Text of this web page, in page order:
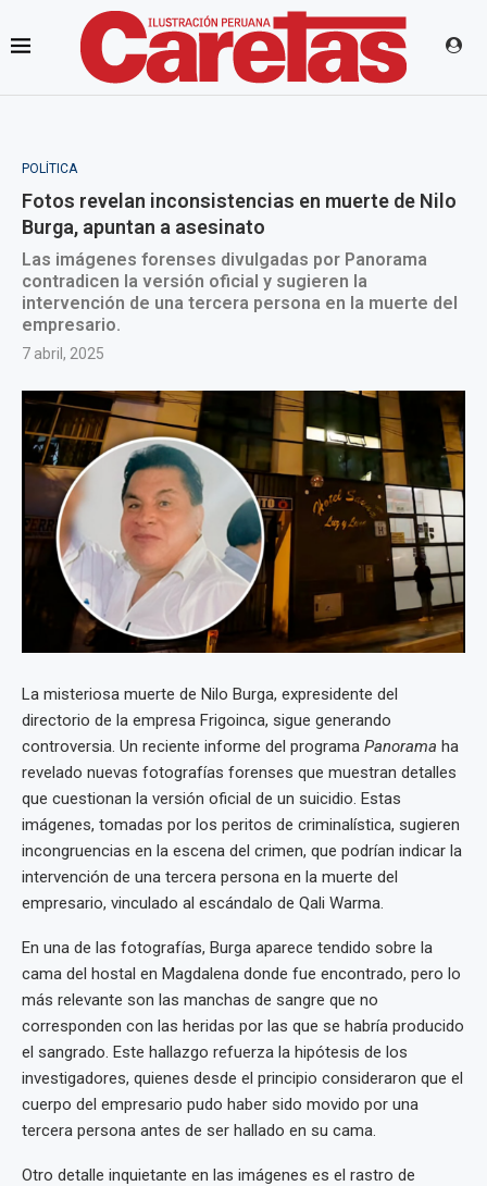
POLÍTICA
Fotos revelan inconsistencias en muerte de Nilo
Burga, apuntan a asesinato
Las imágenes forenses divulgadas por Panorama
contradicen la versión oficial y sugieren la
intervención de una tercera persona en la muerte del
empresario.
7 abril, 2025
La misteriosa muerte de Nilo Burga, expresidente del
directorio de la empresa Frigoinca, sigue generando
controversia. Un reciente informe del programa Panorama ha
revelado nuevas fotografías forenses que muestran detalles
que cuestionan la versión oficial de un suicidio. Estas
imágenes, tomadas por los peritos de criminalística, sugieren
incongruencias en la escena del crimen, que podrían indicar la
intervención de una tercera persona en la muerte del
empresario, vinculado al escándalo de Qali Warma.
En una de las fotografías, Burga aparece tendido sobre la
cama del hostal en Magdalena donde fue encontrado, pero lo
más relevante son las manchas de sangre que no
corresponden con las heridas por las que se habría producido
el sangrado. Este hallazgo refuerza la hipótesis de los
investigadores, quienes desde el principio consideraron que el
cuerpo del empresario pudo haber sido movido por una
tercera persona antes de ser hallado en su cama.
Otro detalle inquietante en las imágenes es el rastro de